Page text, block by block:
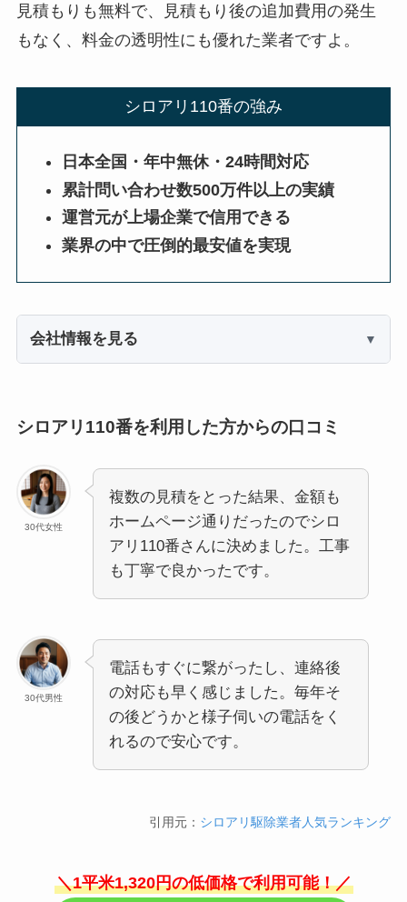
見積もりも無料で、見積もり後の追加費用の発生
もなく、料金の透明性にも優れた業者ですよ。
シロアリ110番の強み
日本全国・年中無休・24時間対応
累計問い合わせ数500万件以上の実績
運営元が上場企業で信用できる
業界の中で圧倒的最安値を実現
会社情報を見る
シロアリ110番を利用した方からの口コミ
30代女性
複数の見積をとった結果、金額も
ホームページ通りだったのでシロ
アリ110番さんに決めました。工事
も丁寧で良かったです。
30代男性
電話もすぐに繋がったし、連絡後
の対応も早く感じました。毎年そ
の後どうかと様子伺いの電話をく
れるので安心です。
引用元： シロアリ駆除業者人気ランキング
＼1平米1,320円の低価格で利用可能！／